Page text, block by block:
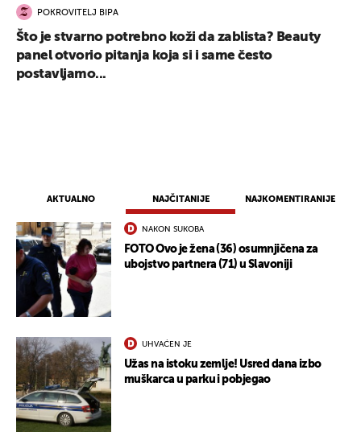
AKTUALNO NAJČITANIJE NAJKOMENTIRANIJE
NAKON SUKOBA
FOTO Ovo je žena (36) osumnjičena za
ubojstvo partnera (71) u Slavoniji
UHVAĆEN JE
Užas na istoku zemlje! Usred dana izbo
muškarca u parku i pobjegao
POKROVITELJ BIPA
Što je stvarno potrebno koži da zablista? Beauty
panel otvorio pitanja koja si i same često
postavljamo...